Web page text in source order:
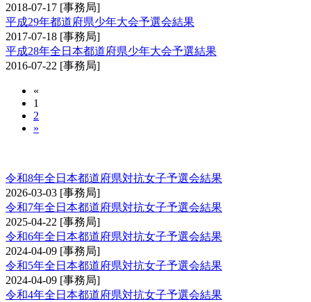
2018-07-17 [事務局]
平成29年都道府県少年大会予選会結果
2017-07-18 [事務局]
平成28年全日本都道府県少年大会予選結果
2016-07-22 [事務局]
«
1
2
»
令和8年全日本都道府県対抗女子予選会結果
2026-03-03 [事務局]
令和7年全日本都道府県対抗女子予選会結果
2025-04-22 [事務局]
令和6年全日本都道府県対抗女子予選会結果
2024-04-09 [事務局]
令和5年全日本都道府県対抗女子予選会結果
2024-04-09 [事務局]
令和4年全日本都道府県対抗女子予選会結果